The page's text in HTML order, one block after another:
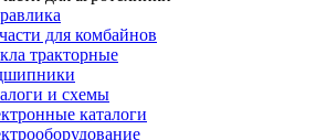
для комбайнов
тракторные
и схемы
каталоги